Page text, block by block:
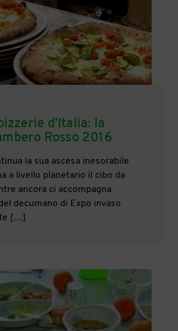
d’Italia: la
Rosso 2016
la sua ascesa inesorabile
a livello planetario il cibo da
ancora ci accompagna
decumano di Expo invaso
[…]